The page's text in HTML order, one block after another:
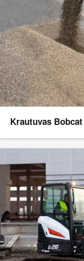
Krautuvas Bobcat